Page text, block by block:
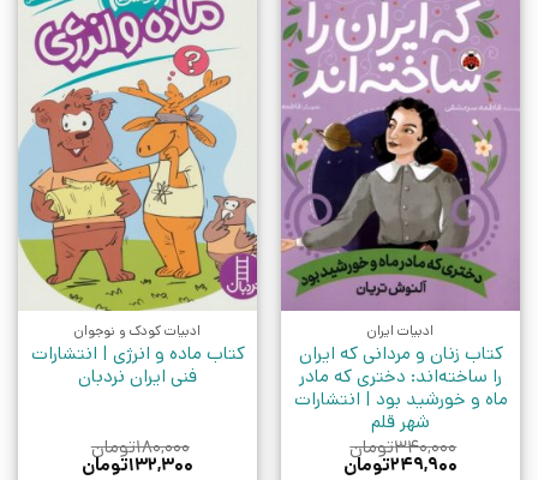
ادبیات ایران
کتاب زنان و مردانی که ایران
را ساخته‌اند: دختری که مادر
ماه و خورشید بود | انتشارات
شهر قلم
۳۴۰,۰۰۰تومان
قیمت
۲۴۹,۹۰۰تومان
ادبیات کودک و نوجوان
کتاب ماده و انرژی | انتشارات
فنی ایران نردبان
۱۸۰,۰۰۰تومان
قیمت
۱۳۲,۳۰۰تومان